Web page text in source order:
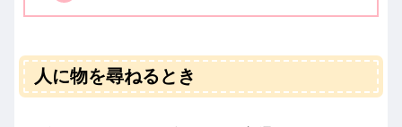
人に物を尋ねるとき